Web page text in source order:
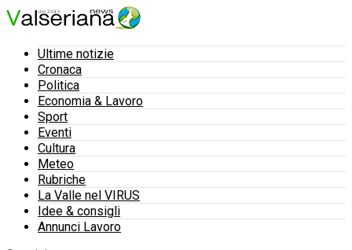
Ultime notizie
Cronaca
Politica
Economia & Lavoro
Sport
Eventi
Cultura
Meteo
Rubriche
La Valle nel VIRUS
Idee & consigli
Annunci Lavoro